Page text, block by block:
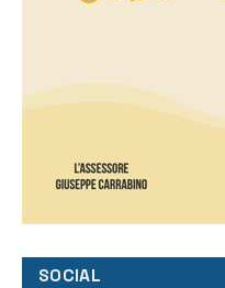
SOCIAL